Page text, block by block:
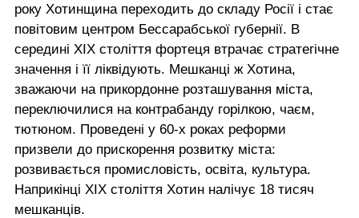
року Хотинщина переходить до складу Росії і стає
повітовим центром Бессарабської губернії. В
середині ХІХ століття фортеця втрачає стратегічне
значення і її ліквідують. Мешканці ж Хотина,
зважаючи на прикордонне розташування міста,
переключилися на контрабанду горілкою, чаєм,
тютюном. Проведені у 60-х роках реформи
призвели до прискорення розвитку міста:
розвивається промисловість, освіта, культура.
Наприкінці ХІХ століття Хотин налічує 18 тисяч
мешканців.